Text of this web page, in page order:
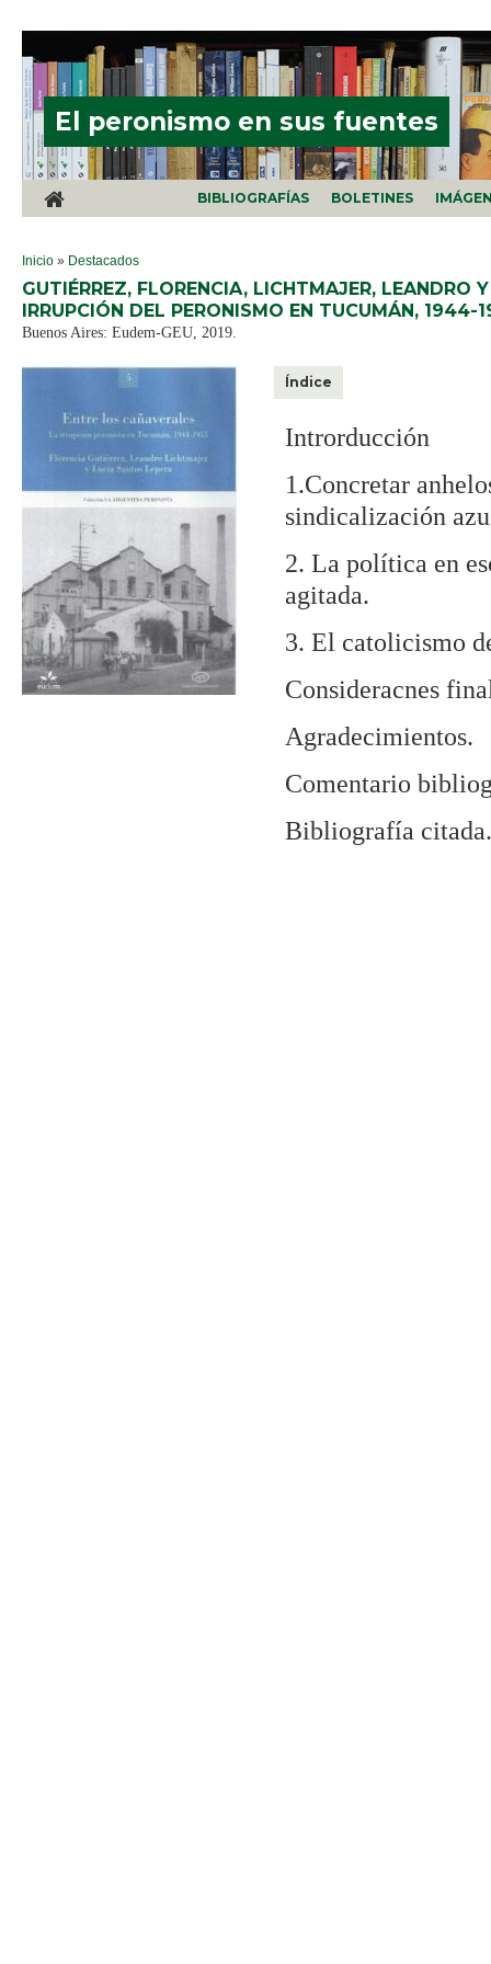
El peronismo en sus fuentes
BIBLIOGRAFÍAS BOLETINES
SE ENCUENTRA USTED AQUÍ
Inicio » Destacados
GUTIÉRREZ, FLORENCIA, LICHTMAJER, LEANDRO
IRRUPCIÓN DEL PERONISMO EN TUCUMÁN, 1944-
Buenos Aires: Eudem-GEU, 2019.
Índice
Introrducción
1.Concretar
sindicalización
2. La política en
agitada.
3. El catolicismo
Consideracnes
Agradecimientos.
Comentario
Bibliografía citada.